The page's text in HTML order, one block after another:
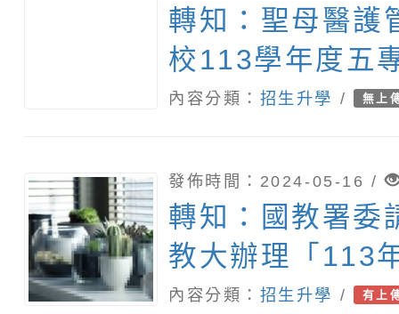
轉知：聖母醫護
校113學年度五
「人才培育公費
內容分類： 招生升學 / 無上
發佈時間：2024-05-16 /
轉知：國教署委
教大辦理「113
學生升學輔導
內容分類： 招生升學 / 有上